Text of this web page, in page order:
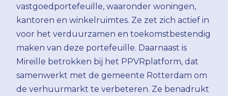
vastgoedportefeuille, waaronder woningen,
kantoren en winkelruimtes. Ze zet zich actief in
voor het verduurzamen en toekomstbestendig
maken van deze portefeuille. Daarnaast is
Mireille betrokken bij het PPVRplatform, dat
samenwerkt met de gemeente Rotterdam om
de verhuurmarkt te verbeteren. Ze benadrukt